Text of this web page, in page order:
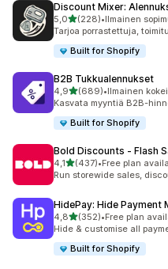
Discount Mixer:
5,0/ 5 tähteä
(228)
228 arvostelua yhteensä
•Ilmainen
Tarjoa porrastettuja,
Built for Shopify
B2B Tukkualennukset
4,9/ 5 tähteä
(689)
689 arvostelua yhteensä
•Ilmainen
Kasvata myyntiä B2B-
Built for Shopify
Bold Discounts ‑ Flash
4,1/ 5 tähteä
(437)
437 arvostelua yhteensä
•Free plan
Run storewide sales,
HidePay: Hide Payment
4,8/ 5 tähteä
(352)
352 arvostelua yhteensä
•Free plan
Hide & customise all
Built for Shopify